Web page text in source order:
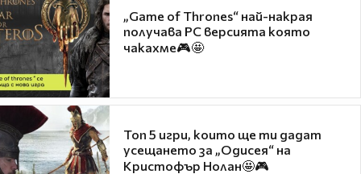
„Game of Thrones“ най-накрая
получава PC версията която
чакахме🎮🤩
Топ 5 игри, които ще ти дадат
усещането за „Одисея“ на
Кристофър Нолан🤩🎮